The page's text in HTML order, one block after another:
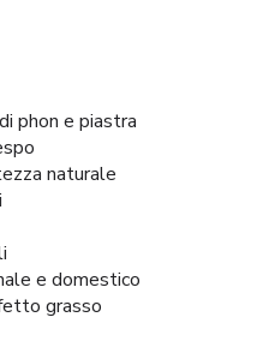
phon e piastra
naturale
e domestico
grasso